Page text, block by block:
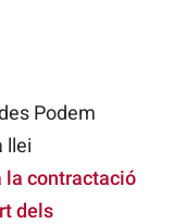
Podem
llei
la contractació
dels